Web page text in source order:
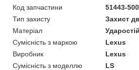
Код запчастини
51443-
Тип захисту
Захист
Матеріал
Сумісність з маркою
Lexus
Виробник
Lexus
Сумісність з моделлю
LS